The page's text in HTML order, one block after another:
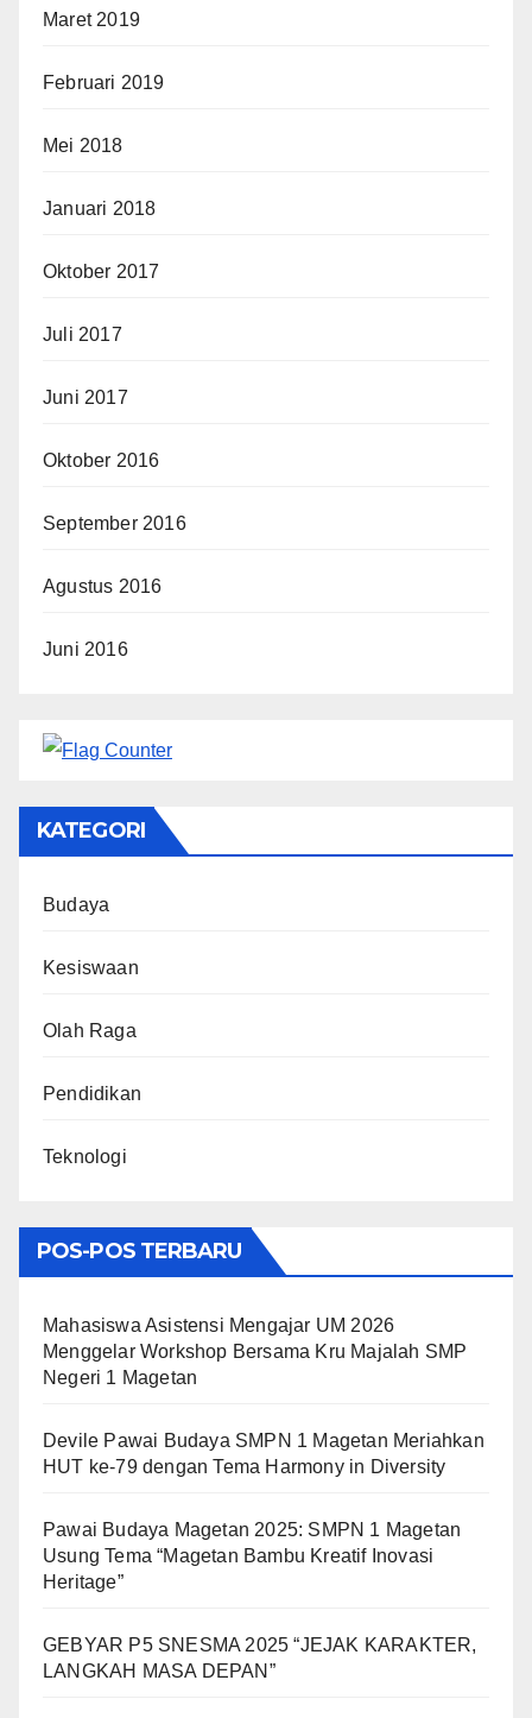
Maret 2019
Februari 2019
Mei 2018
Januari 2018
Oktober 2017
Juli 2017
Juni 2017
Oktober 2016
September 2016
Agustus 2016
Juni 2016
KATEGORI
Budaya
Kesiswaan
Olah Raga
Pendidikan
Teknologi
POS-POS TERBARU
Mahasiswa Asistensi Mengajar UM 2026
Menggelar Workshop Bersama Kru Majalah SMP
Negeri 1 Magetan
Devile Pawai Budaya SMPN 1 Magetan Meriahkan
HUT ke-79 dengan Tema Harmony in Diversity
Pawai Budaya Magetan 2025: SMPN 1 Magetan
Usung Tema “Magetan Bambu Kreatif Inovasi
Heritage”
GEBYAR P5 SNESMA 2025 “JEJAK KARAKTER,
LANGKAH MASA DEPAN”